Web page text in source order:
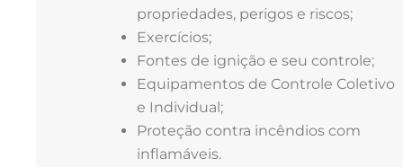
propriedades, perigos e riscos;
Exercícios;
Fontes de ignição e seu controle;
Equipamentos de Controle Coletivo
e Individual;
Proteção contra incêndios com
inflamáveis.